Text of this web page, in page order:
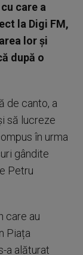
care a
la Digi FM,
lor și
după o
de canto, a
să lucreze
în urma
gândite
Petru
care au
Piața
a alăturat